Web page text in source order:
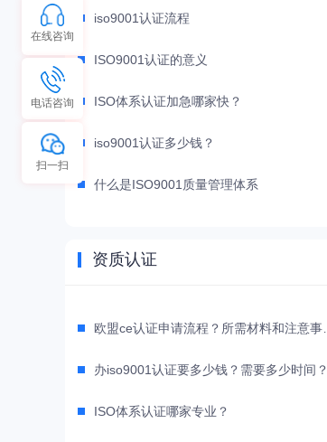
iso9001认证流程
ISO9001认证的意义
ISO体系认证加急哪家快？
iso9001认证多少钱？
什么是ISO9001质量管理体系
资质认证
办iso9001认证要多少钱？需要多少时间？
ISO体系认证哪家专业？
在线咨询
电话咨询
扫一扫